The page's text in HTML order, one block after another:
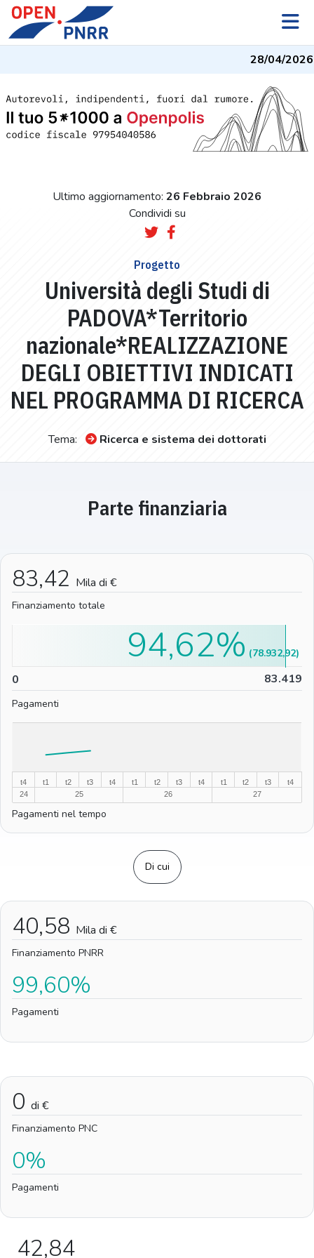
28/04/2026-
Ultimo aggiornamento: 26 Febbraio 2026
Condividi su
Progetto
Università degli Studi di
PADOVA*Territorio
nazionale*REALIZZAZIONE
DEGLI OBIETTIVI INDICATI
NEL PROGRAMMA DI RICERCA
Tema: Ricerca e sistema dei dottorati
Parte finanziaria
83,42 Mila di €
Finanziamento totale
0 83.419
94,62% (78.932,92)
Pagamenti
t4
24
t1
25
t2 t3 t4
t1
26
t2 t3 t4
t1
27
t2 t3 t4
Pagamenti nel tempo
Di cui
40,58 Mila di €
Finanziamento PNRR
99,60%
Pagamenti
0 di €
Finanziamento PNC
0%
Pagamenti
42,84